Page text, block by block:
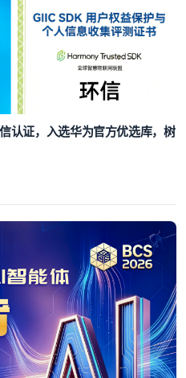
认证，入选华为官方优选库，树